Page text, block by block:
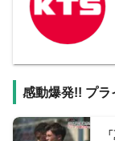
感動爆発!! プラ